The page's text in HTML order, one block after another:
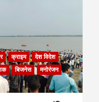
क्राइम
देश विदेश
बिजनेस
मनोरंजन